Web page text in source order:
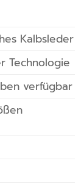
Kalbsleder
Technologie
verfügbar